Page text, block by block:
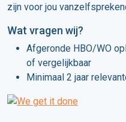
zijn voor jou
Wat vragen wij?
Afgeronde HBO/WO
of vergelijkbaar
Minimaal 2 jaar